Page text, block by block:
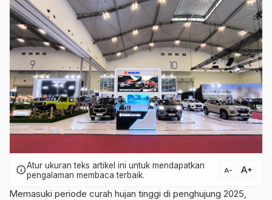
infoAtur ukuran teks artikel ini untuk mendapatkan
pengalaman membaca terbaik.
text_decrease text_increase
Memasuki periode curah hujan tinggi di penghujung 2025,